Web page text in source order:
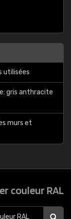
utilisées
gris anthracite
murs et
couleur RAL